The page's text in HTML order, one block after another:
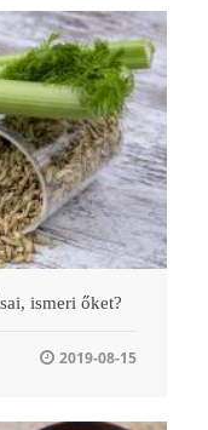
ismeri őket?
2019-08-15